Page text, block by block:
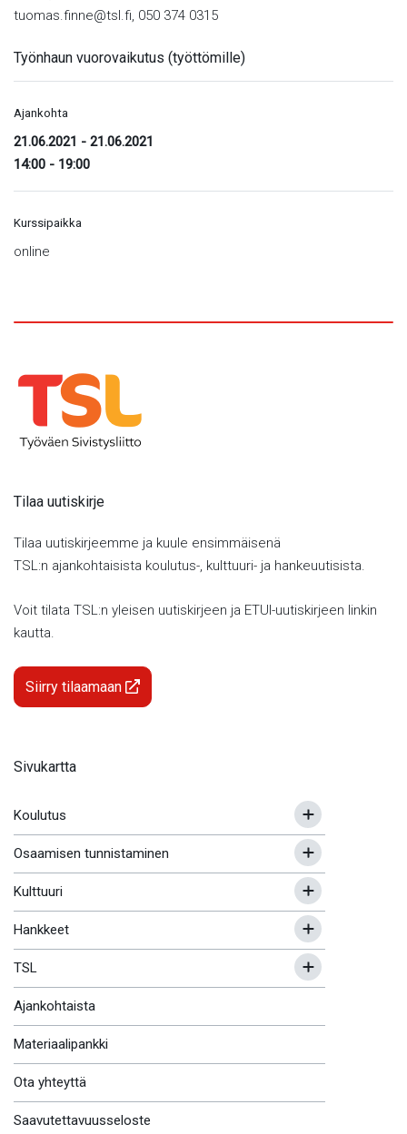
Työnhaun vuorovaikutus (työttömille)
Ajankohta
21.06.2021 - 21.06.2021
14:00 - 19:00
Kurssipaikka
online
tuomas.finne@tsl.fi, 050 374 0315
Tilaa uutiskirje
Tilaa uutiskirjeemme ja kuule ensimmäisenä
TSL:n ajankohtaisista koulutus-, kulttuuri- ja hankeuutisista.
Voit tilata TSL:n yleisen uutiskirjeen ja ETUI-uutiskirjeen linkin
kautta.
Siirry tilaamaan
Sivukartta
Koulutus
Osaamisen tunnistaminen
Kulttuuri
Hankkeet
TSL
Ajankohtaista
Materiaalipankki
Ota yhteyttä
Saavutettavuusseloste